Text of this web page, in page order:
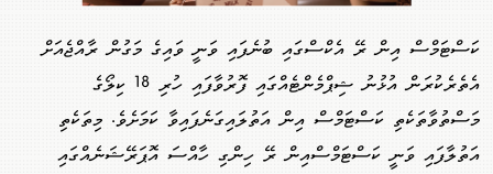
ކަސްޓަމްސް އިން ރޭ އެކްސްގައި ބުނެފައި ވަނީ ވައިގެ މަގުން ރާއްޖެއަށް
އެތެރެކުރަން އުޅުނު ޝިޕްމެންޓެއްގައި ފޮރުވާފައި ހުރި 18 ކިލޯގެ
މަސްތުވާތަކެތި ކަސްޓަމްސް އިން އަތުލައިގަނެފައިވާ ކަމަށެވެ. މިތަކެތި
އަތުލާފައި ވަނީ ކަސްޓަމްސްއިން ރޭ ހިންގި ހާއްސަ އޮޕަރޭޝަނެއްގައި